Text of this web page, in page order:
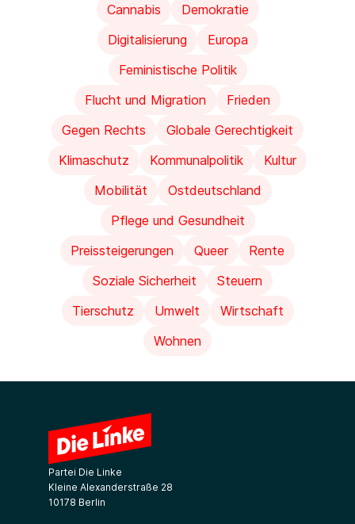
Cannabis
Demokratie
Digitalisierung
Europa
Feministische Politik
Flucht und Migration
Frieden
Gegen Rechts
Globale Gerechtigkeit
Klimaschutz
Kommunalpolitik
Kultur
Mobilität
Ostdeutschland
Pflege und Gesundheit
Preissteigerungen
Queer
Rente
Soziale Sicherheit
Steuern
Tierschutz
Umwelt
Wirtschaft
Wohnen
Partei Die Linke
Kleine Alexanderstraße 28
10178 Berlin